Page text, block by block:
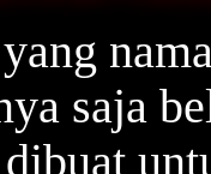
saja